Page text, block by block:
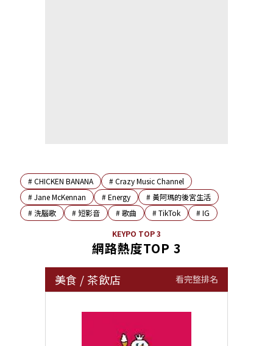
#CHICKEN BANANA #Crazy Music Channel
#Jane McKennan #Energy # 黃阿瑪的後宮生活
# 洗腦歌 # 短影音 #歌曲 #TikTok #IG
KEYPO TOP 3
網路熱度TOP 3
美食 / 茶飲店 看完整排名